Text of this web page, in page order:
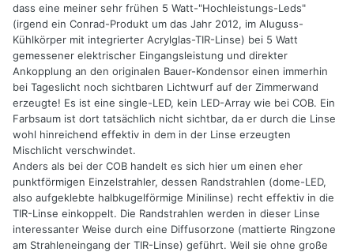
dass eine meiner sehr frühen 5 Watt-"Hochleistungs-Leds"
(irgend ein Conrad-Produkt um das Jahr 2012, im Aluguss-
Kühlkörper mit integrierter Acrylglas-TIR-Linse) bei 5 Watt
gemessener elektrischer Eingangsleistung und direkter
Ankopplung an den originalen Bauer-Kondensor einen immerhin
bei Tageslicht noch sichtbaren Lichtwurf auf der Zimmerwand
erzeugte! Es ist eine single-LED, kein LED-Array wie bei COB. Ein
Farbsaum ist dort tatsächlich nicht sichtbar, da er durch die Linse
wohl hinreichend effektiv in dem in der Linse erzeugten
Mischlicht verschwindet.
Anders als bei der COB handelt es sich hier um einen eher
punktförmigen Einzelstrahler, dessen Randstrahlen (dome-LED,
also aufgeklebte halbkugelförmige Minilinse) recht effektiv in die
TIR-Linse einkoppelt. Die Randstrahlen werden in dieser Linse
interessanter Weise durch eine Diffusorzone (mattierte Ringzone
am Strahleneingang der TIR-Linse) geführt. Weil sie ohne große